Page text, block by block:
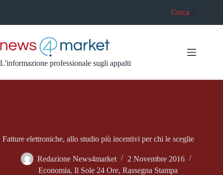
Cerca
L'informazione professionale sugli appalti
Fatture elettroniche, allo studio più incentivi per chi le sceglie
Redazione News4market
2 Novembre 2016
Economia,Il Sole 24 Ore,Rassegna Stampa